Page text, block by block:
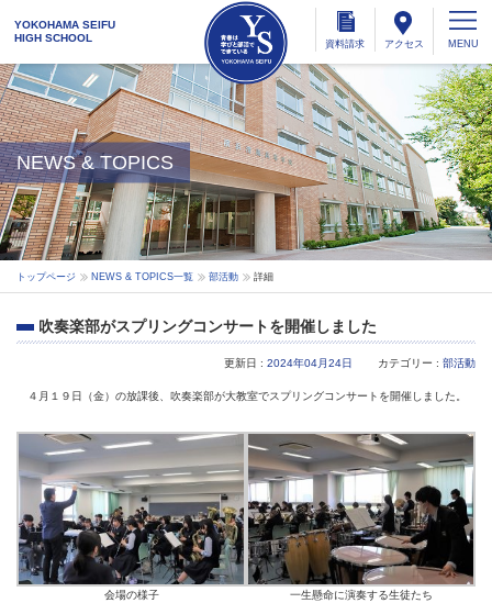
YOKOHAMA SEIFU
HIGH SCHOOL
資料請求 アクセス
NEWS & TOPICS
トップページ NEWS & TOPICS一覧 部活動 詳細
吹奏楽部がスプリングコンサートを開催しました
更新日 : 2024年04月24日 カテゴリー : 部活動
４月１９日（金）の放課後、吹奏楽部が大教室でスプリングコンサートを開催しました。
会場の様子 一生懸命に演奏する生徒たち